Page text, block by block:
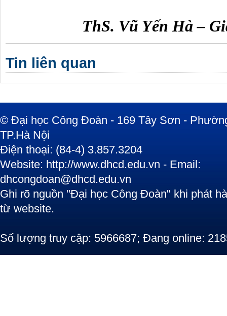
ThS. Vũ Yến Hà –
Tin liên quan
© Đại học Công Đoàn - 169 Tây Sơn -
TP.Hà Nội
Điện thoại: (84-4) 3.857.3204
Website: http://www.dhcd.edu.vn - Email:
dhcongdoan@dhcd.edu.vn
Ghi rõ nguồn "Đại học Công Đoàn" khi phát
từ website.
Số lượng truy cập: 5966687; Đang online: